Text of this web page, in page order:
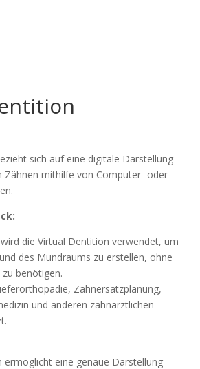
sich auf eine digitale Darstellung
Zähnen mithilfe von Computer- oder
die Virtual Dentition verwendet, um
des Mundraums zu erstellen, ohne
benötigen.
Zahnersatzplanung,
und anderen zahnärztlichen
ermöglicht eine genaue Darstellung